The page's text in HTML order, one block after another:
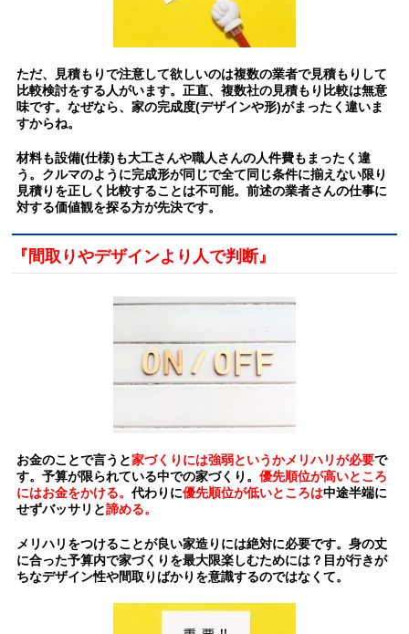
ただ、見積もりで注意して欲しいのは複数の業者で見積もりして
比較検討をする人がいます。正直、複数社の見積もり比較は無意
味です。なぜなら、家の完成度(デザインや形)がまったく違いま
すからね。
材料も設備(仕様)も大工さんや職人さんの人件費もまったく違
う。クルマのように完成形が同じで全て同じ条件に揃えない限り
見積りを正しく比較することは不可能。前述の業者さんの仕事に
対する価値観を探る方が先決です。
『間取りやデザインより人で判断』
お金のことで言うと家づくりには強弱というかメリハリが必要で
す。予算が限られている中での家づくり。優先順位が高いところ
にはお金をかける。代わりに優先順位が低いところは中途半端に
せずバッサリと諦める。
メリハリをつけることが良い家造りには絶対に必要です。身の丈
に合った予算内で家づくりを最大限楽しむためには？目が行きが
ちなデザイン性や間取りばかりを意識するのではなくて。